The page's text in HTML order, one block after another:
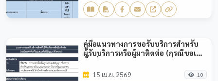
คู่มือแนวทางการขอรับบริการสำหรับ
ผู้รับบริการหรือผู้มาติดต่อ (กรณีขอเช่า
15 เม.ย. 2569 10